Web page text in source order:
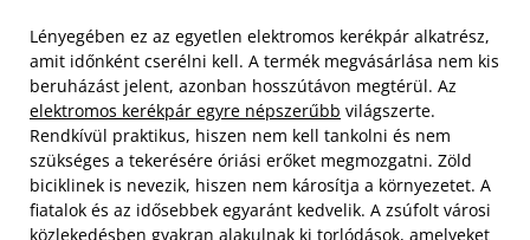
Lényegében ez az egyetlen elektromos kerékpár alkatrész,
amit időnként cserélni kell. A termék megvásárlása nem kis
beruházást jelent, azonban hosszútávon megtérül. Az
elektromos kerékpár egyre népszerűbb világszerte.
Rendkívül praktikus, hiszen nem kell tankolni és nem
szükséges a tekerésére óriási erőket megmozgatni. Zöld
biciklinek is nevezik, hiszen nem károsítja a környezetet. A
fiatalok és az idősebbek egyaránt kedvelik. A zsúfolt városi
közlekedésben gyakran alakulnak ki torlódások, amelyeket